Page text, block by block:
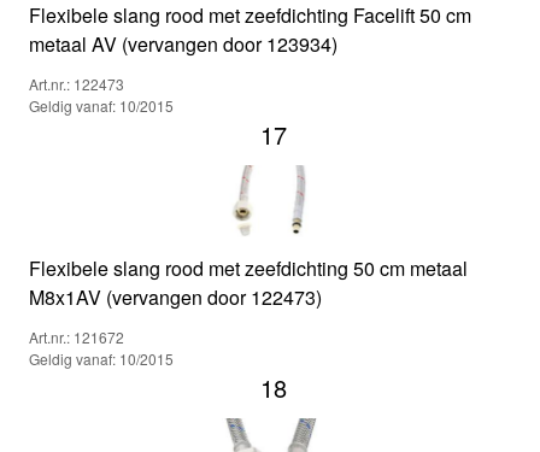
Flexibele slang rood met zeefdichting Facelift 50 cm
metaal AV (vervangen door 123934)
Art.nr.: 122473
Geldig vanaf: 10/2015
17
Flexibele slang rood met zeefdichting 50 cm metaal
M8x1AV (vervangen door 122473)
Art.nr.: 121672
Geldig vanaf: 10/2015
18